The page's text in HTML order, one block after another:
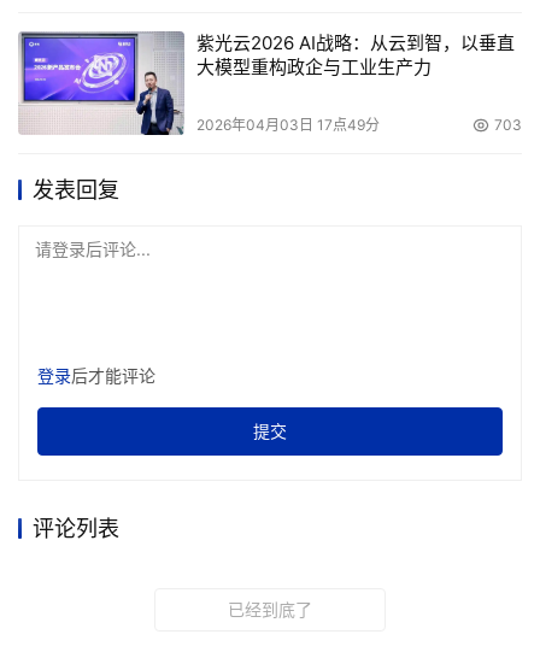
紫光云2026 AI战略：从云到智，以垂直
大模型重构政企与工业生产力
2026年04月03日 17点49分 703
发表回复
请登录后评论...
登录后才能评论
提交
评论列表
已经到底了